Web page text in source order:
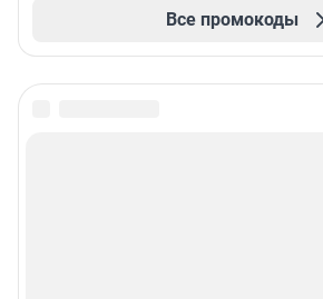
Все промокоды